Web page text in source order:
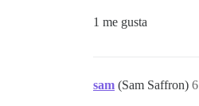
1 me gusta
sam (Sam Saffron) 6